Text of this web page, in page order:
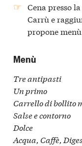
Cenapresso
Carrù e
propone
Menù
Tre antipasti
Un primo
Carrello di bollito
Salse e contorno
Dolce
Acqua, Caffè,